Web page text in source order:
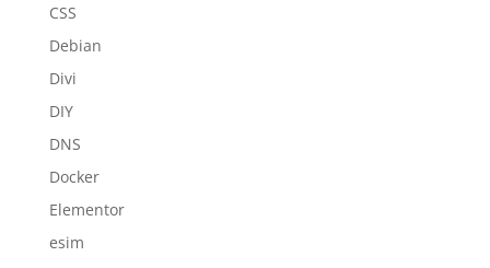
CSS
Debian
Divi
DIY
DNS
Docker
Elementor
esim